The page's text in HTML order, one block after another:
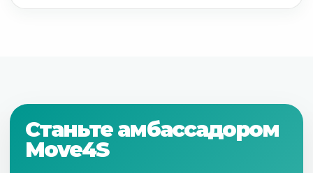
Станьте амбассадором
Move4S